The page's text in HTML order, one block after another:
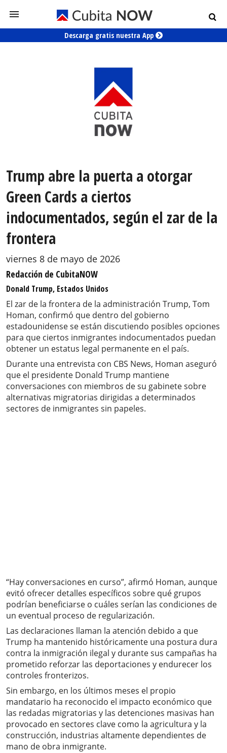
Descarga gratis nuestra App
Trump abre la puerta a otorgar
Green Cards a ciertos
indocumentados, según el zar de la
frontera
viernes 8 de mayo de 2026
Redacción de CubitaNOW
Donald Trump, Estados Unidos
El zar de la frontera de la administración Trump, Tom
Homan, confirmó que dentro del gobierno
estadounidense se están discutiendo posibles opciones
para que ciertos inmigrantes indocumentados puedan
obtener un estatus legal permanente en el país.
Durante una entrevista con CBS News, Homan aseguró
que el presidente Donald Trump mantiene
conversaciones con miembros de su gabinete sobre
alternativas migratorias dirigidas a determinados
sectores de inmigrantes sin papeles.
“Hay conversaciones en curso”, afirmó Homan, aunque
evitó ofrecer detalles específicos sobre qué grupos
podrían beneficiarse o cuáles serían las condiciones de
un eventual proceso de regularización.
Las declaraciones llaman la atención debido a que
Trump ha mantenido históricamente una postura dura
contra la inmigración ilegal y durante sus campañas ha
prometido reforzar las deportaciones y endurecer los
controles fronterizos.
Sin embargo, en los últimos meses el propio
mandatario ha reconocido el impacto económico que
las redadas migratorias y las detenciones masivas han
provocado en sectores clave como la agricultura y la
construcción, industrias altamente dependientes de
mano de obra inmigrante.